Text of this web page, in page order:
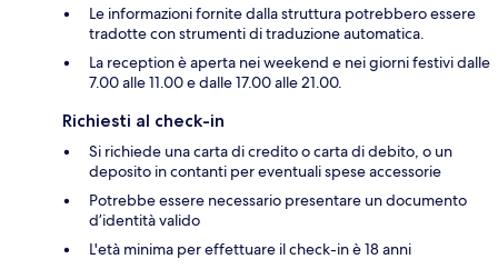
Le informazioni fornite dalla struttura potrebbero essere
tradotte con strumenti di traduzione automatica.
La reception è aperta nei weekend e nei giorni festivi dalle
7.00 alle 11.00 e dalle 17.00 alle 21.00.
Richiesti al check-in
Si richiede una carta di credito o carta di debito, o un
deposito in contanti per eventuali spese accessorie
Potrebbe essere necessario presentare un documento
d’identità valido
L'età minima per effettuare il check-in è 18 anni